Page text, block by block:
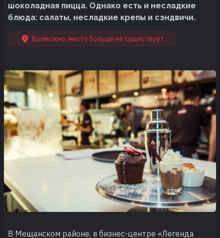
шоколадная пицца. Однако есть и несладкие
блюда: салаты, несладкие крепы и сэндвичи.
Возможно, место больше не существует
В Мещанском районе, в бизнес-центре «Легенда